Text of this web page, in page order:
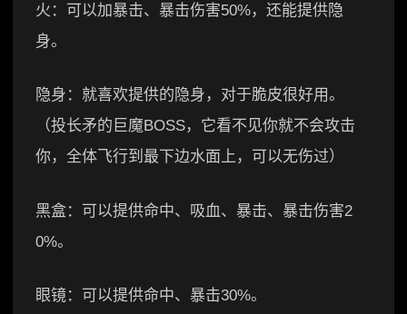
火：可以加暴击、暴击伤害50%，还能提供隐
身。
隐身：就喜欢提供的隐身，对于脆皮很好用。
（投长矛的巨魔BOSS，它看不见你就不会攻击
你，全体飞行到最下边水面上，可以无伤过）
黑盒：可以提供命中、吸血、暴击、暴击伤害2
0%。
眼镜：可以提供命中、暴击30%。